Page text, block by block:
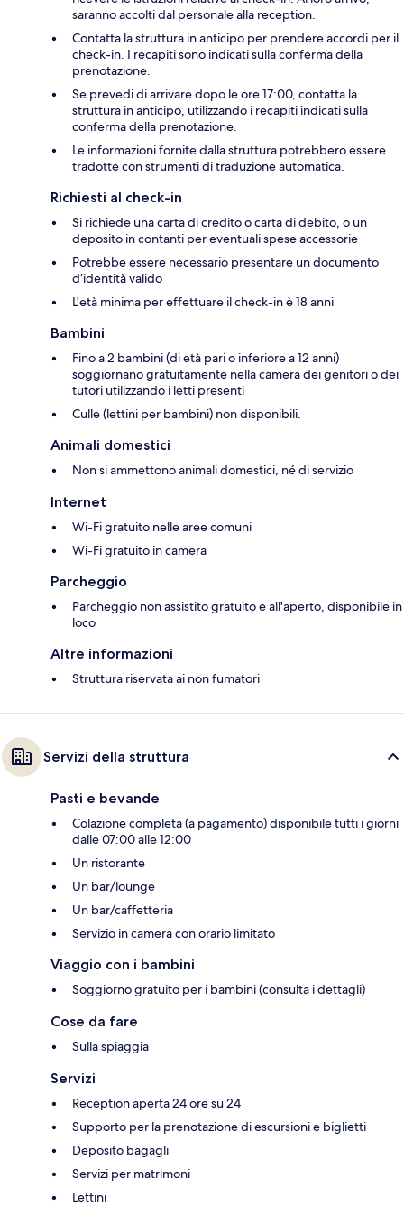
saranno accolti dal personale alla reception.
Contatta la struttura in anticipo per prendere accordi per il
check-in. I recapiti sono indicati sulla conferma della
prenotazione.
Se prevedi di arrivare dopo le ore 17:00, contatta la
struttura in anticipo, utilizzando i recapiti indicati sulla
conferma della prenotazione.
Le informazioni fornite dalla struttura potrebbero essere
tradotte con strumenti di traduzione automatica.
Richiesti al check-in
Si richiede una carta di credito o carta di debito, o un
deposito in contanti per eventuali spese accessorie
Potrebbe essere necessario presentare un documento
d’identità valido
L'età minima per effettuare il check-in è 18 anni
Bambini
Fino a 2 bambini (di età pari o inferiore a 12 anni)
soggiornano gratuitamente nella camera dei genitori o dei
tutori utilizzando i letti presenti
Culle (lettini per bambini) non disponibili.
Animali domestici
Non si ammettono animali domestici, né di servizio
Internet
Wi-Fi gratuito nelle aree comuni
Wi-Fi gratuito in camera
Parcheggio
Parcheggio non assistito gratuito e all'aperto, disponibile in
loco
Altre informazioni
Struttura riservata ai non fumatori
Servizi della struttura
Pasti e bevande
Colazione completa (a pagamento) disponibile tutti i giorni
dalle 07:00 alle 12:00
Un ristorante
Un bar/lounge
Un bar/caffetteria
Servizio in camera con orario limitato
Viaggio con i bambini
Soggiorno gratuito per i bambini (consulta i dettagli)
Cose da fare
Sulla spiaggia
Servizi
Reception aperta 24 ore su 24
Supporto per la prenotazione di escursioni e biglietti
Deposito bagagli
Servizi per matrimoni
Lettini